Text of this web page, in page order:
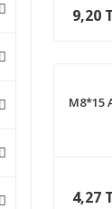
9,20
M8*15
4,27